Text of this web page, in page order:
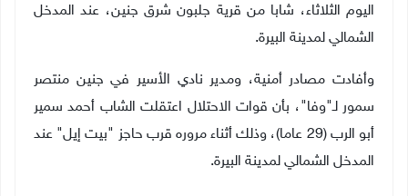
اليوم الثلاثاء، شابا من قرية جلبون شرق جنين، عند المدخل
الشمالي لمدينة البيرة.
وأفادت مصادر أمنية، ومدير نادي الأسير في جنين منتصر
سمور لـ"وفا"، بأن قوات الاحتلال اعتقلت الشاب أحمد سمير
أبو الرب (29 عاما)، وذلك أثناء مروره قرب حاجز
"بيت إيل" عند
المدخل الشمالي لمدينة البيرة.